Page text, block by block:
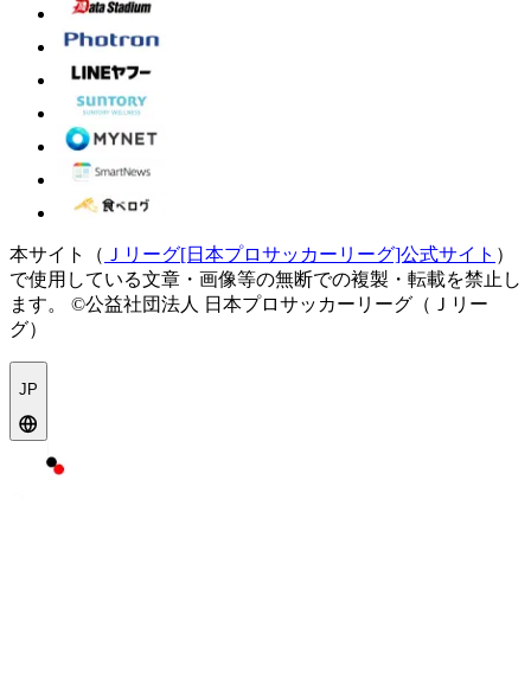
本サイト（ Ｊリーグ[日本プロサッカーリーグ]公式サイト ）
で使用している文章・画像等の無断での複製・転載を禁止し
ます。
©公益社団法人 日本プロサッカーリーグ（Ｊリー
グ）
JP